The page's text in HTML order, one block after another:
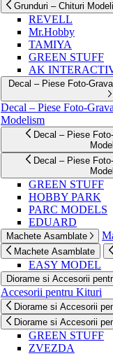
Grunduri – Chituri
REVELL
Mr.Hobby
TAMIYA
GREEN STUFF
AK
Decal – Piese Foto-
Decal – Piese Foto-
Modelism
Decal – Piese Foto-Gravate și Zimmerit
Decal – Piese Foto-Gravate și Zimmerit
GREEN STUFF
HOBBY PARK
PARC MODELS
EDUARD
Machete Asamblate
Machete Asamblate
EASY MODEL
Diorame si Accesorii
Accesorii pentru Kituri
Diorame si Accesorii
Diorame si Accesorii
GREEN STUFF
ZVEZDA